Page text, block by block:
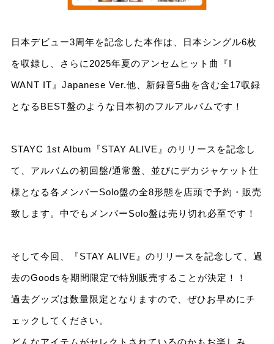
日本デビュー3周年を記念した本作は、日本シングル6枚
を収録し、さらに2025年夏のアンセムヒット曲『I
WANT IT』Japanese Ver.他、新録音5曲を含む全17収録
となるBEST盤のような日本初のフルアルバムです！
STAYC 1st Album『STAY ALIVE』のリリースを記念し
て、アルバムの初回盤/通常盤、並びにデカジャケット仕
様となる各メンバーSolo盤の全8形態を店頭で予約・販売
致します。中でもメンバーSolo盤は売り切れ必至です！
そして今回、『STAY ALIVE』のリリースを記念して、過
去のGoodsを期間限定で特別販売することが決定！！
過去グッズは数量限定となりますので、ぜひお早めにチ
ェックしてください。